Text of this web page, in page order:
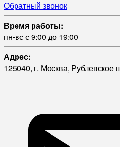
Обратный звонок
Время работы:
пн-вс с 9:00 до 19:00
Адрес:
125040, г. Москва, Рублевское